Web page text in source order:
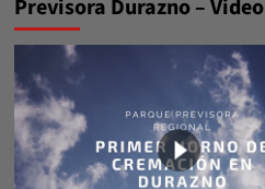
Previsora Durazno – Video